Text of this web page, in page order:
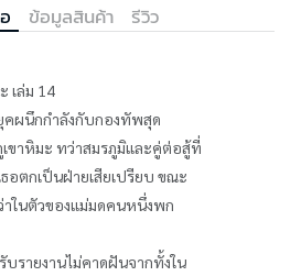
ข้อมูลสินค้า รีวิว
เล่ม 14
คผนึกกำลังกับกองทัพสุด
เขาหิมะ ทว่าสมรภูมิและคู่ต่อสู้ที่
อตกเป็นฝ่ายเสียเปรียบ ขณะ
ในตัวของแม่มดคนหนึ่งพก
บรายงานไม่คาดฝันจากทั้งใน